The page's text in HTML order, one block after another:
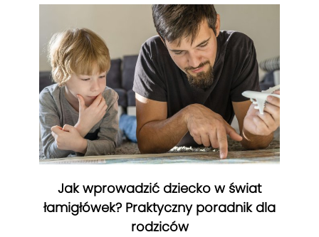
Jak wprowadzić dziecko w świat
łamigłówek? Praktyczny poradnik dla
rodziców